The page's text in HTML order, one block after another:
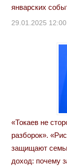
январских
29.01.2025 12:00
«Токаев не
разборок».
защищают
доход: почему